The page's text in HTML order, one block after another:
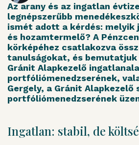
Az arany és az ingatlan
legnépszerűbb
ismét adott a kérdés: melyik
és hozamtermelő? A
körképéhez csatlakozva
tanulságokat, és
Gránit Alapkezelő
portfóliómenedzserének,
Gergely, a Gránit Alapkezelő
portfóliómenedzserének
Ingatlan: stabil, de